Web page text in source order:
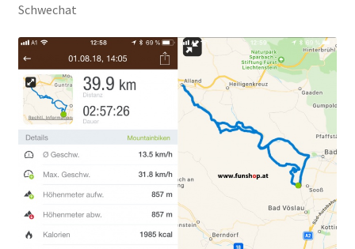
Schwechat